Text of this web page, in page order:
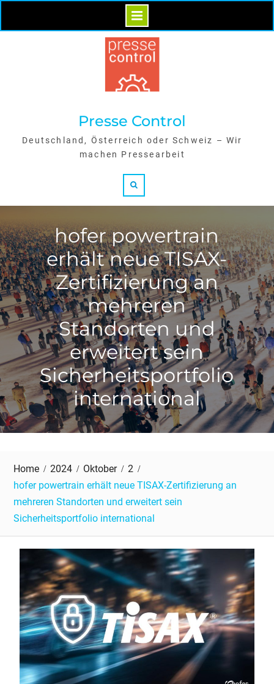
Skip
Presse Control
Deutschland, Österreich oder Schweiz – Wir
machen Pressearbeit
hofer powertrain
erhält neue TISAX-
Zertifizierung an
mehreren
Standorten und
erweitert sein
Sicherheitsportfolio
international
Home 2024 Oktober
2
hofer powertrain erhält neue TISAX-Zertifizierung an
mehreren Standorten und erweitert sein
Sicherheitsportfolio international